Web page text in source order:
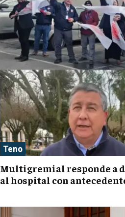
Teno
Multigremial responde a
al hospital con